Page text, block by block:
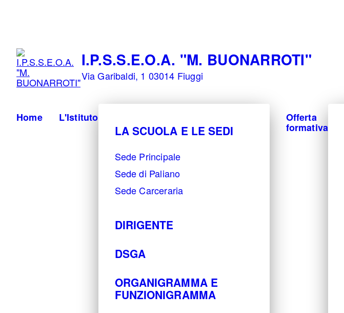
I.P.S.S.E.O.A. "M. BUONARROTI"
Via Garibaldi, 1 03014 Fiuggi
Home L'Istituto
LA SCUOLA E LE SEDI
Sede Principale
Sede di Paliano
Sede Carceraria
DIRIGENTE
DSGA
ORGANIGRAMMA E
FUNZIONIGRAMMA
Offerta
formativa